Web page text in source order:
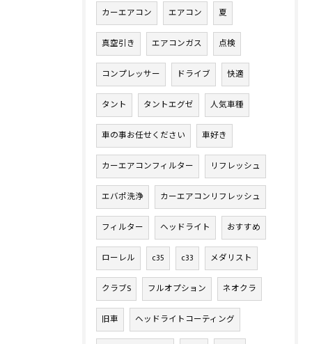
カーエアコン エアコン 夏
真空引き エアコンガス 点検
コンプレッサー ドライブ 快適
タント タントエグゼ 人気車種
車の事お任せください 車好き
カーエアコンフィルター リフレッシュ
エバポ洗浄 カーエアコンリフレッシュ
フィルター ヘッドライト おすすめ
ローレル c35 c33 メダリスト
クラブS フルオプション ネオクラ
旧車 ヘッドライトコーティング